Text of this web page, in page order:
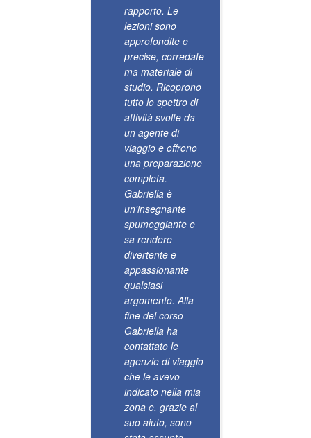
rapporto. Le
lezioni sono
approfondite e
precise, corredate
ma materiale di
studio. Ricoprono
tutto lo spettro di
attività svolte da
un agente di
viaggio e offrono
una preparazione
completa.
Gabriella è
un'insegnante
spumeggiante e
sa rendere
divertente e
appassionante
qualsiasi
argomento. Alla
fine del corso
Gabriella ha
contattato le
agenzie di viaggio
che le avevo
indicato nella mia
zona e, grazie al
suo aiuto, sono